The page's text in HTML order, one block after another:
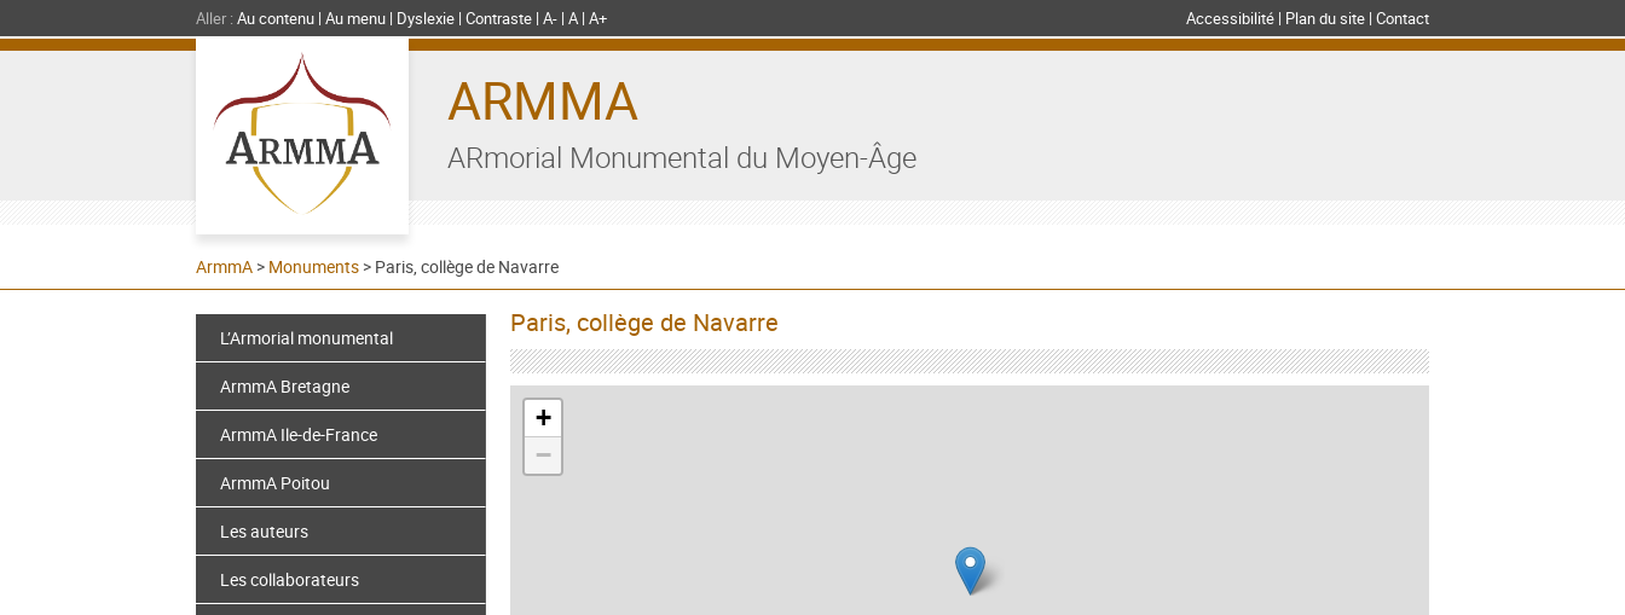
Aller : Au contenu Au menu Dyslexie Contraste A- A A+ Accessibilité Plan du site Contact
ARMMA
ARmorial Monumental du Moyen-Âge
ArmmA > Monuments > Paris, collège de Navarre
L’Armorial monumental
ArmmA Bretagne
ArmmA Ile-de-France
ArmmA Poitou
Les auteurs
Les collaborateurs
Paris, collège de Navarre
+
−